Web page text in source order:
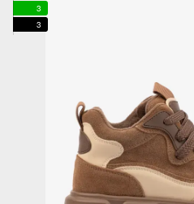
3
3